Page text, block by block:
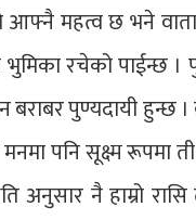
महत्व छ भने
भुमिका रचेको पाईन्छ
पुण्यदायी हुन्छ ।
र मनमा पनि सूक्ष्म
अनुसार नै हाम्रो